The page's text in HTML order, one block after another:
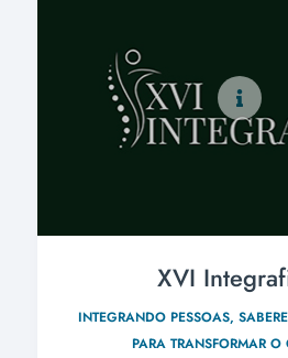
XVI
INTEGRANDO PESSOAS,
PARA TRANSFORMAR